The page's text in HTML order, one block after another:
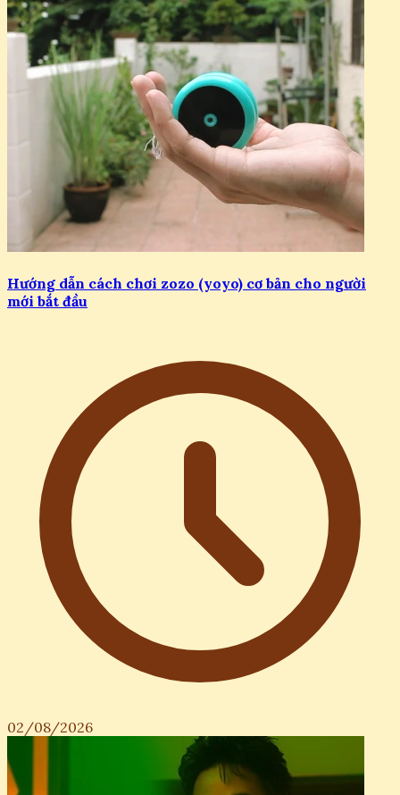
Hướng dẫn cách chơi zozo (yoyo) cơ bản cho người
mới bắt đầu
02/08/2026